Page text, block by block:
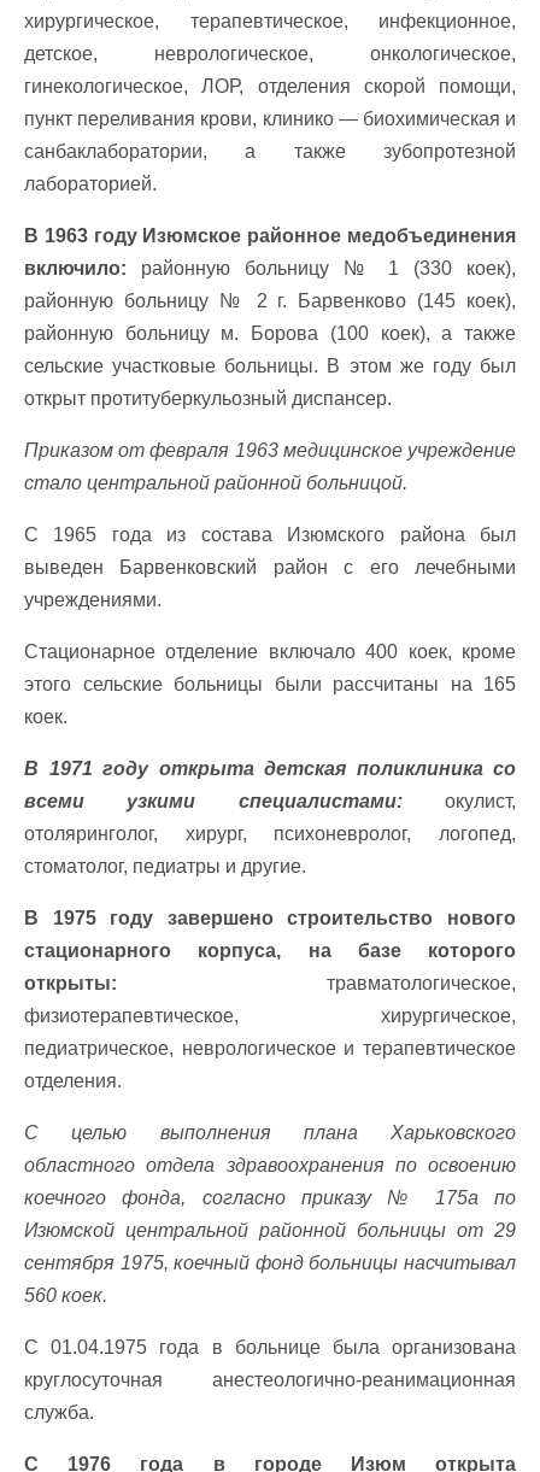
хирургическое, терапевтическое, инфекционное,
детское, неврологическое, онкологическое,
гинекологическое, ЛОР, отделения скорой помощи,
пункт переливания крови, клинико — биохимическая и
санбаклаборатории, а также зубопротезной
лабораторией.
В 1963 году Изюмское районное медобъединения
включило: районную больницу № 1 (330 коек),
районную больницу № 2 г. Барвенково (145 коек),
районную больницу м. Борова (100 коек), а также
сельские участковые больницы. В этом же году был
открыт протитуберкульозный диспансер.
Приказом от февраля 1963 медицинское учреждение
стало центральной районной больницой.
С 1965 года из состава Изюмского района был
выведен Барвенковский район с его лечебными
учреждениями.
Стационарное отделение включало 400 коек, кроме
этого сельские больницы были рассчитаны на 165
коек.
В 1971 году открыта детская поликлиника со
всеми узкими специалистами:окулист,
отоляринголог, хирург, психоневролог, логопед,
стоматолог, педиатры и другие.
В 1975 году завершено строительство нового
стационарного корпуса, на базе которого
открыты: травматологическое,
физиотерапевтическое, хирургическое,
педиатрическое, неврологическое и терапевтическое
отделения.
С целью выполнения плана Харьковского
областного отдела здравоохранения по освоению
коечного фонда, согласно приказу № 175а по
Изюмской центральной районной больницы от 29
сентября 1975, коечный фонд больницы насчитывал
560 коек.
С 01.04.1975 года в больнице была организована
круглосуточная анестеологично-реанимационная
служба.
С 1976 года в городе Изюм открыта